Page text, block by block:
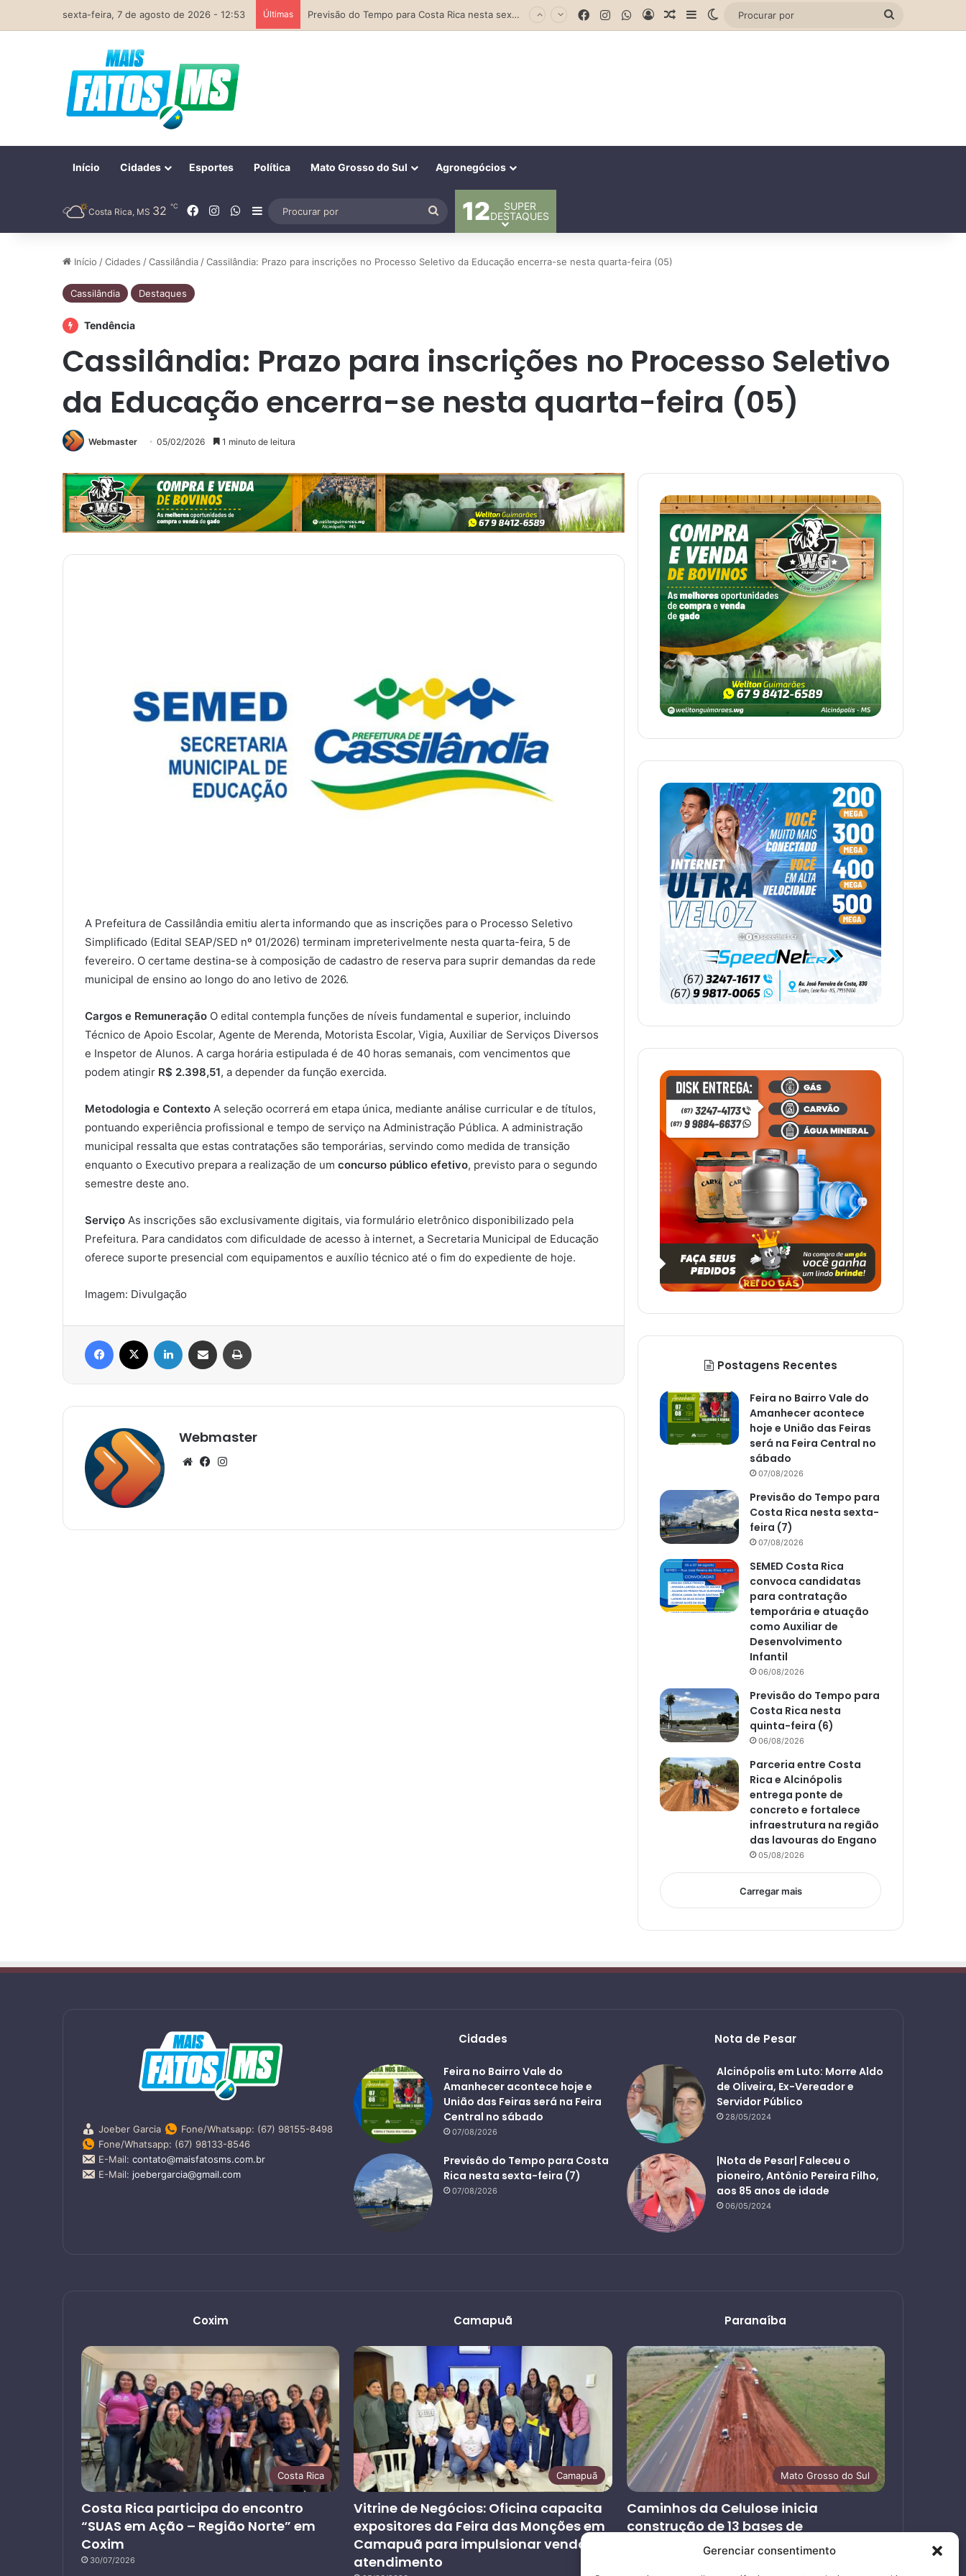
Gerenciar consentimento
sexta-feira, 7 de agosto de 2026 - 12:53 Últimas
Previsão do Tempo para Costa Rica nesta sexta-feira (7)
Facebook
InstagramWhatsApp
EntrarArtigo aleatório
Barra Lateral
Switch skin
Início Cidades Esportes Política Mato Grosso do Sul Agronegócios
Costa Rica, MS 32 ℃ Facebook
InstagramWhatsApp
Barra Lateral
Procurar
por
12
SUPER
DESTAQUES
Início /Cidades /Cassilândia /Cassilândia: Prazo para inscrições no Processo Seletivo da Educação encerra-se nesta quarta-feira (05)
Cassilândia Destaques
Tendência
Cassilândia: Prazo para inscrições no Processo Seletivo
da Educação encerra-se nesta quarta-feira (05)
Webmaster 05/02/2026 1 minuto de leitura
A Prefeitura de Cassilândia emitiu alerta informando que as inscrições para o Processo Seletivo
Simplificado (Edital SEAP/SED nº 01/2026) terminam impreterivelmente nesta quarta-feira, 5 de
fevereiro. O certame destina-se à composição de cadastro de reserva para suprir demandas da rede
municipal de ensino ao longo do ano letivo de 2026.
Cargos e Remuneração O edital contempla funções de níveis fundamental e superior, incluindo
Técnico de Apoio Escolar, Agente de Merenda, Motorista Escolar, Vigia, Auxiliar de Serviços Diversos
e Inspetor de Alunos. A carga horária estipulada é de 40 horas semanais, com vencimentos que
podem atingir R$ 2.398,51, a depender da função exercida.
Metodologia e Contexto A seleção ocorrerá em etapa única, mediante análise curricular e de títulos,
pontuando experiência profissional e tempo de serviço na Administração Pública. A administração
municipal ressalta que estas contratações são temporárias, servindo como medida de transição
enquanto o Executivo prepara a realização de um concurso público efetivo, previsto para o segundo
semestre deste ano.
Serviço As inscrições são exclusivamente digitais, via formulário eletrônico disponibilizado pela
Prefeitura. Para candidatos com dificuldade de acesso à internet, a Secretaria Municipal de Educação
oferece suporte presencial com equipamentos e auxílio técnico até o fim do expediente de hoje.
Imagem: Divulgação
Facebook Linkedin Compartilhar via e-mail
Webmaster
WebsiteFacebook
Postagens Recentes
Feira no Bairro Vale do
Amanhecer acontece
hoje e União das Feiras
será na Feira Central no
sábado
07/08/2026
Previsão do Tempo para
Costa Rica nesta sexta-
feira (7)
07/08/2026
SEMED Costa Rica
convoca candidatas
para contratação
temporária e atuação
como Auxiliar de
Desenvolvimento
Infantil
06/08/2026
Previsão do Tempo para
Costa Rica nesta
quinta-feira (6)
06/08/2026
Parceria entre Costa
Rica e Alcinópolis
entrega ponte de
concreto e fortalece
infraestrutura na região
das lavouras do Engano
05/08/2026
Carregar mais
Joeber Garcia
Fone/Whatsapp: (67) 98155-8498
Fone/Whatsapp: (67) 98133-8546
E-Mail: contato@maisfatosms.com.br
E-Mail: joebergarcia@gmail.com
Cidades
Feira no Bairro Vale do
Amanhecer acontece hoje e
União das Feiras será na Feira
Central no sábado
07/08/2026
Previsão do Tempo para Costa
Rica nesta sexta-feira (7)
07/08/2026
Nota de Pesar
Alcinópolis em Luto: Morre Aldo
de Oliveira, Ex-Vereador e
Servidor Público
28/05/2024
|Nota de Pesar| Faleceu o
pioneiro, Antônio Pereira Filho,
aos 85 anos de idade
06/05/2024
Coxim
Costa Rica
Costa Rica participa do encontro
“SUAS em Ação – Região Norte” em
Coxim
30/07/2026
Camapuã
Camapuã
Vitrine de Negócios: Oficina capacita
expositores da Feira das Monções em
Camapuã para impulsionar vendas e
atendimento
Paranaíba
Mato Grosso do Sul
Caminhos da Celulose inicia
construção de 13 bases de
atendimento ao usuário nas rodovias